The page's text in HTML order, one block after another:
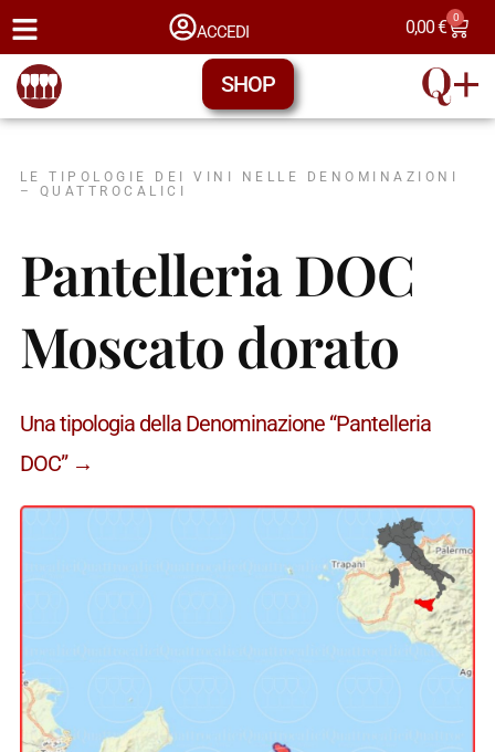
ACCEDI 0,00€ 0
SHOP
LE TIPOLOGIE DEI VINI NELLE DENOMINAZIONI
– QUATTROCALICI
Pantelleria DOC
Moscato dorato
Una tipologia della Denominazione “Pantelleria
DOC” →